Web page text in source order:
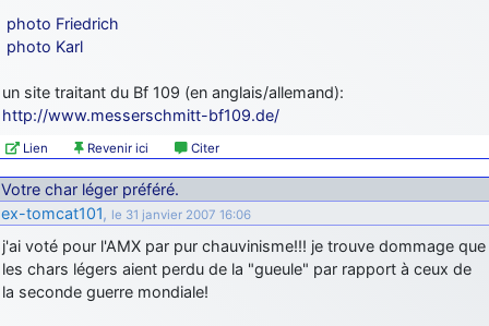
photo Friedrich
photo Karl
un site traitant du Bf 109 (en anglais/allemand):
http://www.messerschmitt-bf109.de/
Lien Revenir ici Citer
Votre char léger préféré.
ex-tomcat101, le 31 janvier 2007 16:06
j'ai voté pour l'AMX par pur chauvinisme!!! je trouve dommage que
les chars légers aient perdu de la "gueule" par rapport à ceux de
la seconde guerre mondiale!